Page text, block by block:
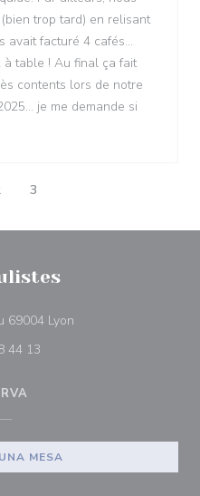
trop tard) en relisant
avait facturé 4 cafés...
table ! Au final ça fait
contents lors de notre
je me demande si
3
69004 Lyon((abre en una nueva
44 13
MESA